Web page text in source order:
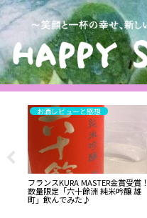
お酒レビューと感想
フランスKURA MASTER金賞受賞！
数量限定「六十餘洲 純米吟醸 雄
町」飲んでみた♪